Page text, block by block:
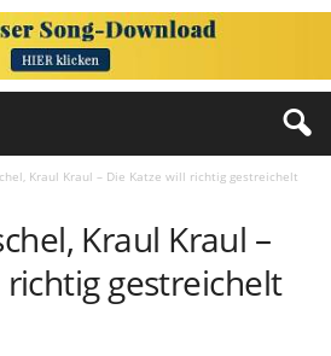
Kraul Kraul – Die Katze will richtig gestreichelt
Kraul Kraul –
richtig gestreichelt